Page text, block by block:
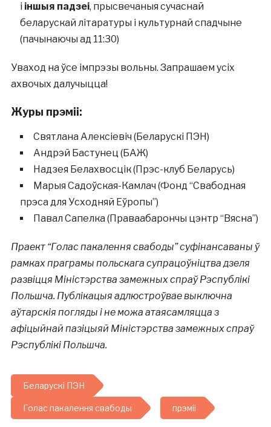
і іншыя падзеі, прысвечаныя сучаснай
беларускай літаратуры і культурнай спадчыне
(пачынаючы ад 11:30)
Уваход на ўсе імпрэзы вольны. Запрашаем усіх
ахвочых далучыцца!
Журы прэміі:
Святлана Алексіевіч (Беларускі ПЭН)
Андрэй Бастунец (БАЖ)
Надзея Белахвосцік (Прэс-клуб Беларусь)
Марыя Садоўская-Камлач (Фонд “Свабодная
прэса для Усходняй Еўропы”)
Павал Сапелка (Праваабарончы цэнтр “Вясна”)
Праект “Голас пакалення свабоды” суфінансаваны ў
рамках праграмы польскага супрацоўніцтва дзеля
развіцця Міністэрства замежных спраў Рэспублікі
Польшча. Публікацыя адлюстроўвае выключна
аўтарскія погляды і не можа атаясамляцца з
афіцыйнай пазіцыяй Міністэрства замежных спраў
Рэспублікі Польшча.
Беларускі ПЭН
Голас пакалення свабоды прэміі